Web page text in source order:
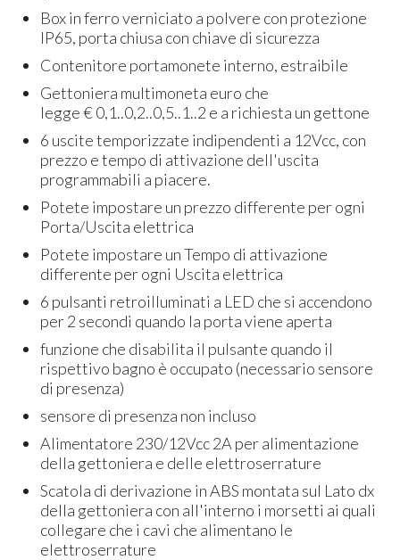
Box in ferro verniciato a polvere con protezione
IP65, porta chiusa con chiave di sicurezza
Contenitore portamonete interno, estraibile
Gettoniera multimoneta euro che
legge € 0,1..0,2..0,5..1..2 e a richiesta un gettone
6 uscite temporizzate indipendenti a 12Vcc, con
prezzo e tempo di attivazione dell'uscita
programmabili a piacere.
Potete impostare un prezzo differente per ogni
Porta/Uscita elettrica
Potete impostare un Tempo di attivazione
differente per ogni Uscita elettrica
6 pulsanti retroilluminati a LED che si accendono
per 2 secondi quando la porta viene aperta
​​​funzione che disabilita il pulsante quando il
rispettivo bagno è occupato (necessario sensore
di presenza)
sensore di presenza non incluso
Alimentatore 230/12Vcc 2A per alimentazione
della gettoniera e delle elettroserrature
Scatola di derivazione in ABS montata sul Lato dx
della gettoniera con all'interno i morsetti ai quali
collegare che i cavi che alimentano le
elettroserrature